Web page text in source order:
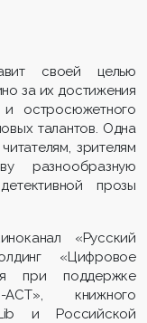
своей целью
за их достижения
остросюжетного
талантов. Одна
зрителям
разнообразную
прозы
«Русский
«Цифровое
при поддержке
АСТ», книжного
и Российской